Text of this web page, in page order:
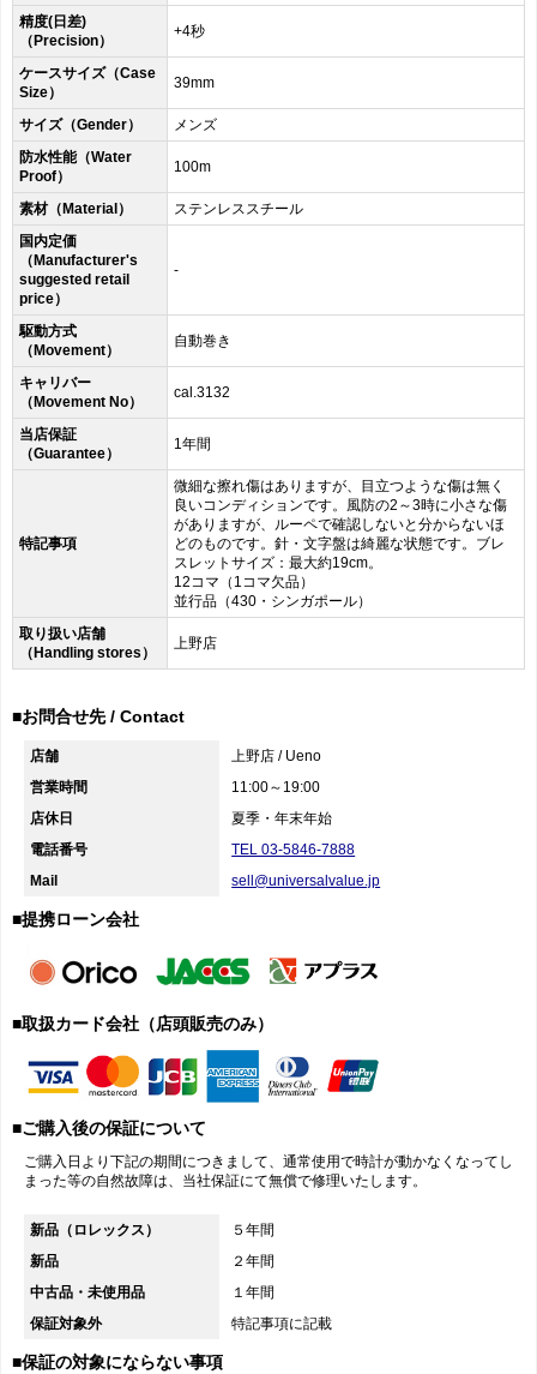
精度(日差)
（Precision）
+4秒
ケースサイズ（Case
Size）
39mm
サイズ（Gender）
メンズ
防水性能（Water
Proof）
100m
素材（Material）
ステンレススチール
国内定価
（Manufacturer's
suggested retail
price）
-
駆動方式
（Movement）
自動巻き
キャリバー
（Movement No）
cal.3132
当店保証
（Guarantee）
1年間
特記事項
微細な擦れ傷はありますが、目立つような傷は無く
良いコンディションです。風防の2～3時に小さな傷
がありますが、ルーペで確認しないと分からないほ
どのものです。針・文字盤は綺麗な状態です。ブレ
スレットサイズ：最大約19cm。
12コマ（1コマ欠品）
並行品（430・シンガポール）
取り扱い店舗
（Handling stores）
上野店
■お問合せ先 / Contact
店舗
上野店 / Ueno
営業時間
11:00～19:00
店休日
夏季・年末年始
電話番号
TEL 03-5846-7888
Mail
sell@universalvalue.jp
■提携ローン会社
■取扱カード会社（店頭販売のみ）
■ご購入後の保証について
ご購入日より下記の期間につきまして、通常使用で時計が動かなくなってし
まった等の自然故障は、当社保証にて無償で修理いたします。
新品（ロレックス）
５年間
新品
２年間
中古品・未使用品
１年間
保証対象外
特記事項に記載
■保証の対象にならない事項